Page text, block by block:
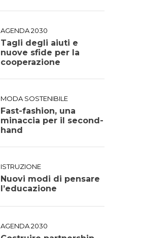
AGENDA 2030
Tagli degli aiuti e
nuove sfide per la
cooperazione
MODA SOSTENIBILE
Fast-fashion, una
minaccia per il second-
hand
ISTRUZIONE
Nuovi modi di pensare
l’educazione
AGENDA 2030